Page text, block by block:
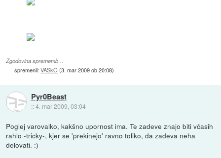
Zgodovina sprememb…
spremenil:VASkO(3. mar 2009 ob 20:08)
Pyr0Beast
::4. mar 2009, 03:04
Poglej varovalko, kakšno upornost ima. Te zadeve znajo biti včasih
rahlo -tricky-, kjer se 'prekinejo' ravno toliko, da zadeva neha
delovati. :)